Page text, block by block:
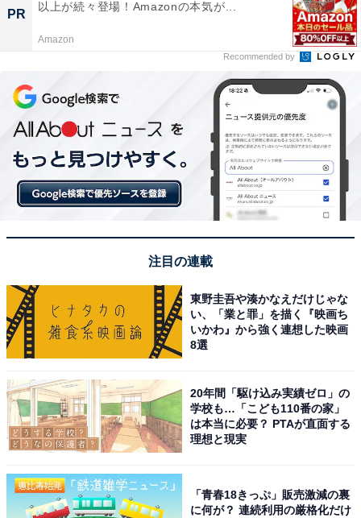
PR
以上が続々登場！Amazonの本気が...
Amazon
Recommended by
注目の連載
東野圭吾や湊かなえだけじゃな
い、「業と罪」を描く『映画ち
いかわ』から強く連想した映画
8選
20年間「駆け込み実績ゼロ」の
学校も…「こども110番の家」
は本当に必要？ PTAが直面する
理想と現実
「青春18きっぷ」販売激減の裏
に何が？ 連続利用の厳格化だけ